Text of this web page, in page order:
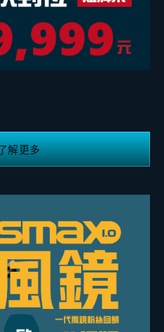
解更多